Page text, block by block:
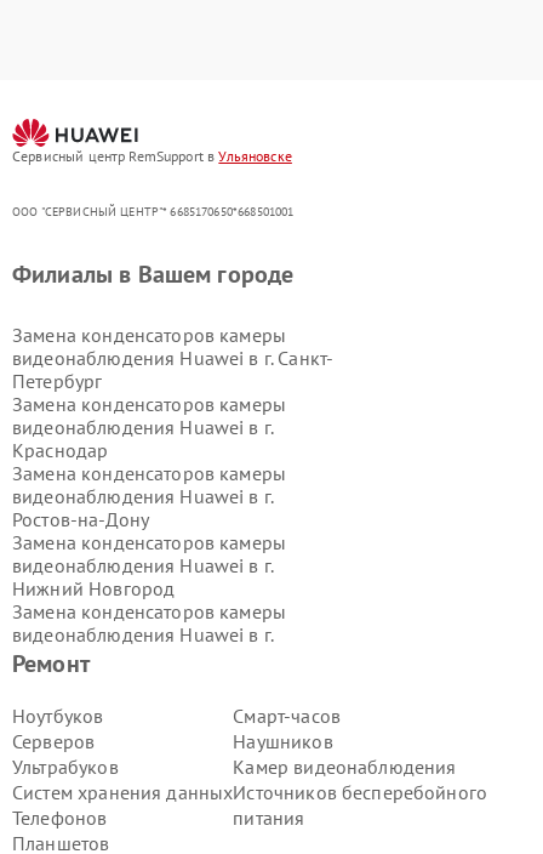
Сервисный центр RemSupport вУльяновске
ООО "СЕРВИСНЫЙ ЦЕНТР"* 6685170650*668501001
Ремонт
Ноутбуков
Серверов
Ультрабуков
Систем хранения данных
Телефонов
Планшетов
Смарт-часов
Наушников
Камер видеонаблюдения
Источников бесперебойного
питания
Филиалы в Вашем городе
Замена конденсаторов камеры
видеонаблюдения Huawei в г. Санкт-
Петербург
Замена конденсаторов камеры
видеонаблюдения Huawei в г.
Краснодар
Замена конденсаторов камеры
видеонаблюдения Huawei в г.
Ростов-на-Дону
Замена конденсаторов камеры
видеонаблюдения Huawei в г.
Нижний Новгород
Замена конденсаторов камеры
видеонаблюдения Huawei в г.
Новосибирск
Замена конденсаторов камеры
видеонаблюдения Huawei в г.
Екатеринбург
Замена конденсаторов камеры
видеонаблюдения Huawei в г.Казань
Замена конденсаторов камеры
видеонаблюдения Huawei в г.
Воронеж